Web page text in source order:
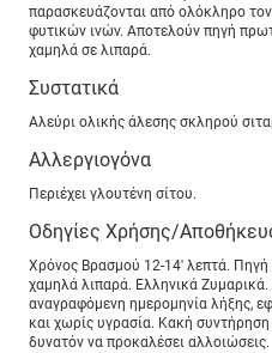
παρασκευάζονται από ολόκληρο
φυτικών ινών. Αποτελούν πηγή
χαμηλά σε λιπαρά.
Συστατικά
Αλεύρι ολικής άλεσης σκληρού
Αλλεργιογόνα
Περιέχει γλουτένη σίτου.
Οδηγίες Χρήσης/
Χρόνος Βρασμού 12-14' λεπτά. Πηγή
χαμηλά λιπαρά. Ελληνικά Ζυμαρικά.
αναγραφόμενη ημερομηνία λήξης,
και χωρίς υγρασία. Κακή
δυνατόν να προκαλέσει αλλοιώσεις.